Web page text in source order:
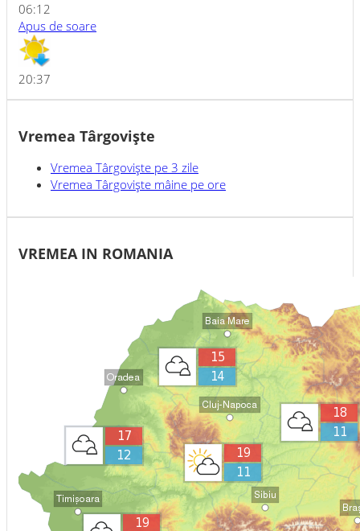
06:12
Apus de soare
20:37
Vremea Târgovişte
Vremea Târgovişte pe 3 zile
Vremea Târgovişte mâine pe ore
VREMEA IN ROMANIA